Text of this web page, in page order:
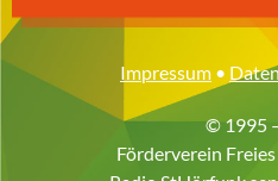
Impressum •
© 1995
Förderverein